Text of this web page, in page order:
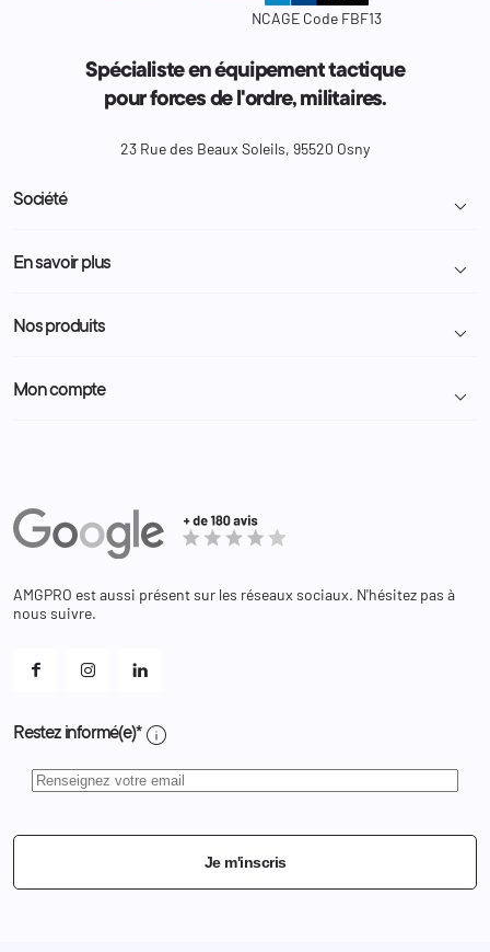
NCAGE Code FBF13
Spécialiste en équipement tactique
pour forces de l'ordre, militaires.
23 Rue des Beaux Soleils, 95520 Osny
Société 
Livraison et retour colis
Demande de devis
Nous contacter
En savoir plus 
Programme Fidélité
Administration
Nos produits 
Police Municipale | ASVP
Equipements
Bagagerie
Mon compte 
Adresses
Bons de réduction
Et les cookies ?
AMGPRO est aussi présent sur les réseaux sociaux. N'hésitez pas à
nous suivre.
Restez informé(e)* info
Je m'inscris